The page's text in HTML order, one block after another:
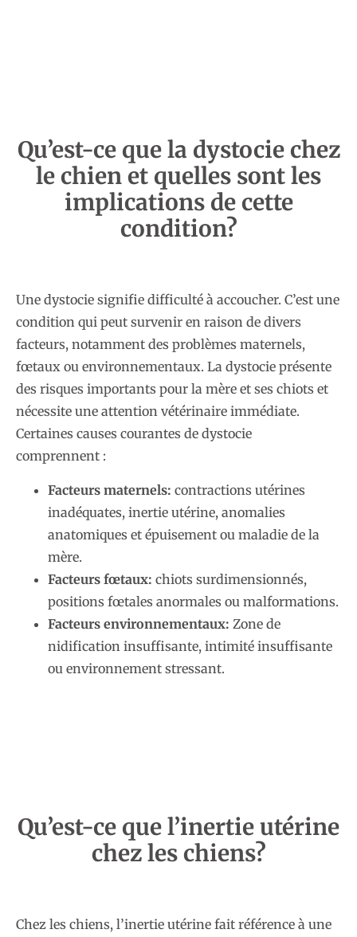
Qu’est-ce que la dystocie chez
le chien et quelles sont les
implications de cette
condition?
Une dystocie signifie difficulté à accoucher. C’est une
condition qui peut survenir en raison de divers
facteurs, notamment des problèmes maternels,
fœtaux ou environnementaux. La dystocie présente
des risques importants pour la mère et ses chiots et
nécessite une attention vétérinaire immédiate.
Certaines causes courantes de dystocie
comprennent :
Facteurs maternels: contractions utérines
inadéquates, inertie utérine, anomalies
anatomiques et épuisement ou maladie de la
mère.
Facteurs fœtaux: chiots surdimensionnés,
positions fœtales anormales ou malformations.
Facteurs environnementaux: Zone de
nidification insuffisante, intimité insuffisante
ou environnement stressant.
Qu’est-ce que l’inertie utérine
chez les chiens?
Chez les chiens, l’inertie utérine fait référence à une